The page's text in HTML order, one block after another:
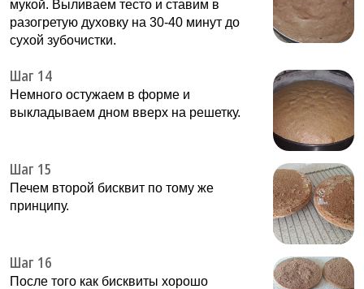
мукой. Выливаем тесто и ставим в
разогретую духовку на 30-40 минут до
сухой зубочистки.
Шаг 14
Немного остужаем в форме и
выкладываем дном вверх на решетку.
Шаг 15
Печем второй бисквит по тому же
принципу.
Шаг 16
После того как бисквиты хорошо